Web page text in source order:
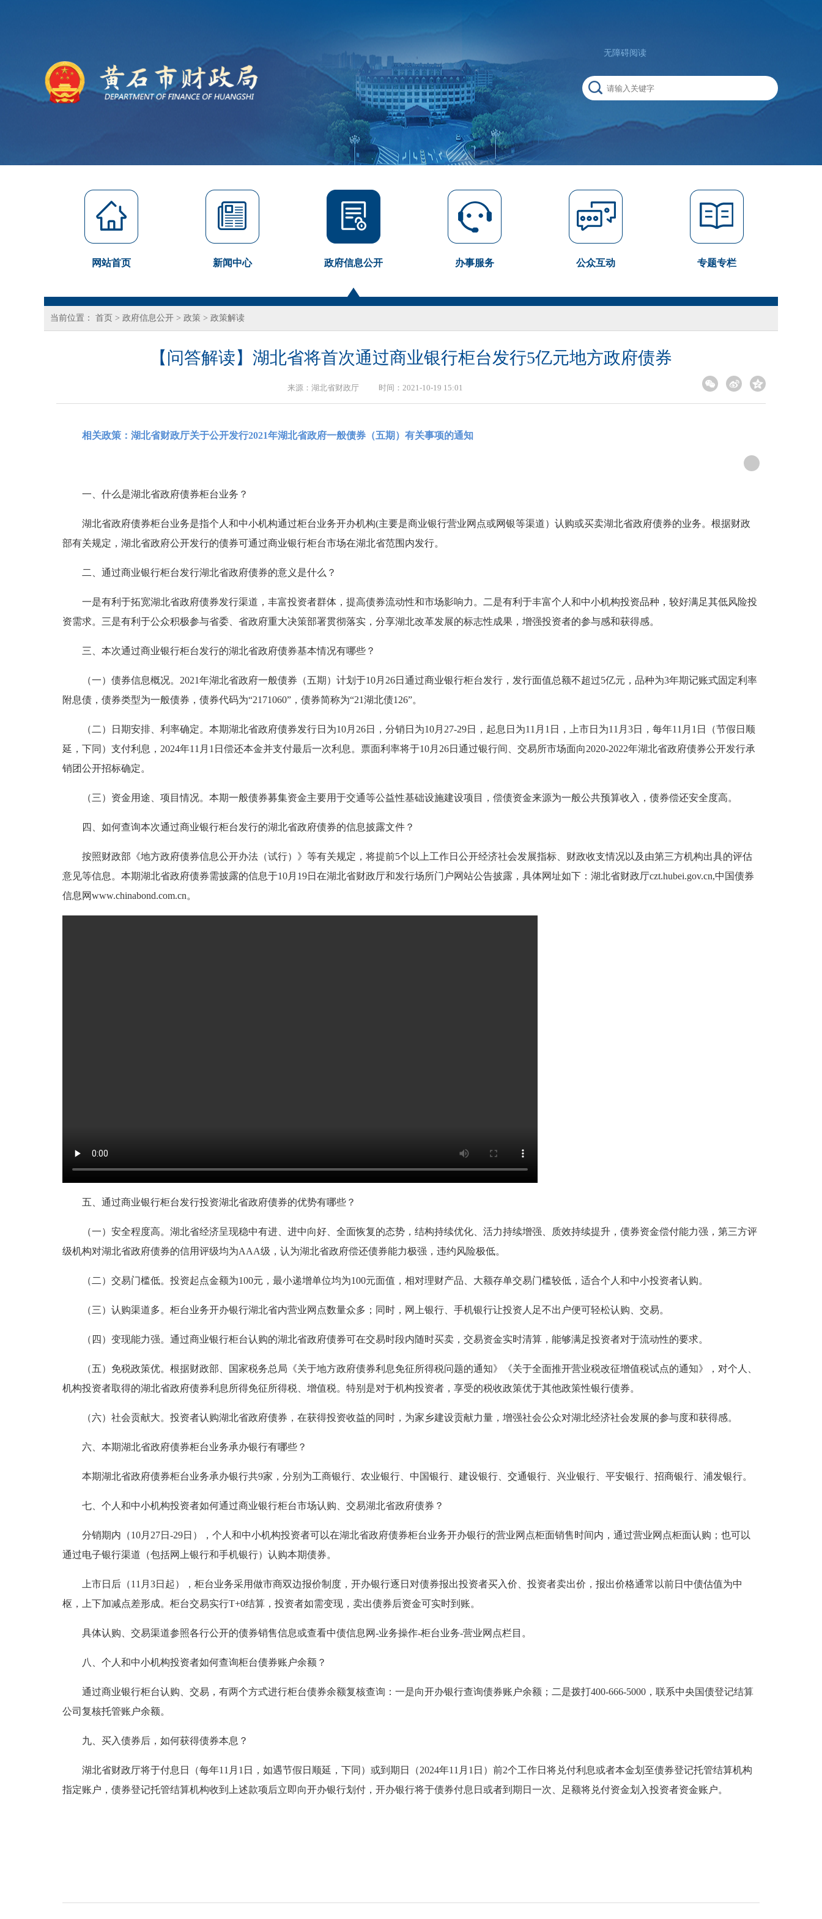
无障碍阅读
网站首页 新闻中心 政府信息公开 办事服务 公众互动 专题专栏
当前位置： 首页 > 政府信息公开 > 政策 > 政策解读
【问答解读】湖北省将首次通过商业银行柜台发行5亿元地方政府债券
来源： 湖北省财政厅 时间：2021-10-19 15:01
相关政策： 湖北省财政厅关于公开发行2021年湖北省政府一般债券（五期）有关事项的通知
一、什么是湖北省政府债券柜台业务？
湖北省政府债券柜台业务是指个人和中小机构通过柜台业务开办机构(主要是商业银行营业网点或网银等渠道）认购或买卖湖北省政府债券的业务。根据财政
部有关规定，湖北省政府公开发行的债券可通过商业银行柜台市场在湖北省范围内发行。
二、通过商业银行柜台发行湖北省政府债券的意义是什么？
一是有利于拓宽湖北省政府债券发行渠道，丰富投资者群体，提高债券流动性和市场影响力。二是有利于丰富个人和中小机构投资品种，较好满足其低风险投
资需求。三是有利于公众积极参与省委、省政府重大决策部署贯彻落实，分享湖北改革发展的标志性成果，增强投资者的参与感和获得感。
三、本次通过商业银行柜台发行的湖北省政府债券基本情况有哪些？
（一）债券信息概况。2021年湖北省政府一般债券（五期）计划于10月26日通过商业银行柜台发行，发行面值总额不超过5亿元，品种为3年期记账式固定利率
附息债，债券类型为一般债券，债券代码为“2171060”，债券简称为“21湖北债126”。
（二）日期安排、利率确定。本期湖北省政府债券发行日为10月26日，分销日为10月27-29日，起息日为11月1日，上市日为11月3日，每年11月1日（节假日顺
延，下同）支付利息，2024年11月1日偿还本金并支付最后一次利息。票面利率将于10月26日通过银行间、交易所市场面向2020-2022年湖北省政府债券公开发行承
销团公开招标确定。
（三）资金用途、项目情况。本期一般债券募集资金主要用于交通等公益性基础设施建设项目，偿债资金来源为一般公共预算收入，债券偿还安全度高。
四、如何查询本次通过商业银行柜台发行的湖北省政府债券的信息披露文件？
按照财政部《地方政府债券信息公开办法（试行）》等有关规定，将提前5个以上工作日公开经济社会发展指标、财政收支情况以及由第三方机构出具的评估
意见等信息。本期湖北省政府债券需披露的信息于10月19日在湖北省财政厅和发行场所门户网站公告披露，具体网址如下：湖北省财政厅czt.hubei.gov.cn,中国债券
信息网www.chinabond.com.cn。
五、通过商业银行柜台发行投资湖北省政府债券的优势有哪些？
（一）安全程度高。湖北省经济呈现稳中有进、进中向好、全面恢复的态势，结构持续优化、活力持续增强、质效持续提升，债券资金偿付能力强，第三方评
级机构对湖北省政府债券的信用评级均为AAA级，认为湖北省政府偿还债券能力极强，违约风险极低。
（二）交易门槛低。投资起点金额为100元，最小递增单位均为100元面值，相对理财产品、大额存单交易门槛较低，适合个人和中小投资者认购。
（三）认购渠道多。柜台业务开办银行湖北省内营业网点数量众多；同时，网上银行、手机银行让投资人足不出户便可轻松认购、交易。
（四）变现能力强。通过商业银行柜台认购的湖北省政府债券可在交易时段内随时买卖，交易资金实时清算，能够满足投资者对于流动性的要求。
（五）免税政策优。根据财政部、国家税务总局《关于地方政府债券利息免征所得税问题的通知》《关于全面推开营业税改征增值税试点的通知》，对个人、
机构投资者取得的湖北省政府债券利息所得免征所得税、增值税。特别是对于机构投资者，享受的税收政策优于其他政策性银行债券。
（六）社会贡献大。投资者认购湖北省政府债券，在获得投资收益的同时，为家乡建设贡献力量，增强社会公众对湖北经济社会发展的参与度和获得感。
六、本期湖北省政府债券柜台业务承办银行有哪些？
本期湖北省政府债券柜台业务承办银行共9家，分别为工商银行、农业银行、中国银行、建设银行、交通银行、兴业银行、平安银行、招商银行、浦发银行。
七、个人和中小机构投资者如何通过商业银行柜台市场认购、交易湖北省政府债券？
分销期内（10月27日-29日），个人和中小机构投资者可以在湖北省政府债券柜台业务开办银行的营业网点柜面销售时间内，通过营业网点柜面认购；也可以
通过电子银行渠道（包括网上银行和手机银行）认购本期债券。
上市日后（11月3日起），柜台业务采用做市商双边报价制度，开办银行逐日对债券报出投资者买入价、投资者卖出价，报出价格通常以前日中债估值为中
枢，上下加减点差形成。柜台交易实行T+0结算，投资者如需变现，卖出债券后资金可实时到账。
具体认购、交易渠道参照各行公开的债券销售信息或查看中债信息网-业务操作-柜台业务-营业网点栏目。
八、个人和中小机构投资者如何查询柜台债券账户余额？
通过商业银行柜台认购、交易，有两个方式进行柜台债券余额复核查询：一是向开办银行查询债券账户余额；二是拨打400-666-5000，联系中央国债登记结算
公司复核托管账户余额。
九、买入债券后，如何获得债券本息？
湖北省财政厅将于付息日（每年11月1日，如遇节假日顺延，下同）或到期日（2024年11月1日）前2个工作日将兑付利息或者本金划至债券登记托管结算机构
指定账户，债券登记托管结算机构收到上述款项后立即向开办银行划付，开办银行将于债券付息日或者到期日一次、足额将兑付资金划入投资者资金账户。